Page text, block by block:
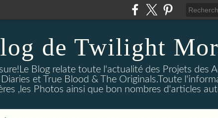
de Twilight
Blog relate toute l'actualité des Projets des
et True Blood & The Originals.Toute
,les Photos ainsi que bon nombres d'articles